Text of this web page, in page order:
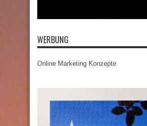
WERBUNG
Online Marketing Konzepte